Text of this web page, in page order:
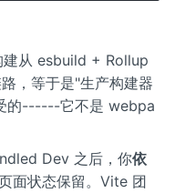
从 esbuild + Rollup
，等于是"生产构建器
的------它不是 webpa
Dev 之后，你依
面状态保留。Vite 团